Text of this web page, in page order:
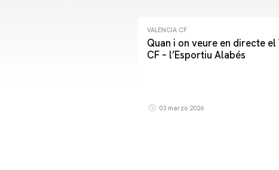
VALENCIA CF
Quan i on veure en directe el
CF – l’Esportiu Alabés
03 marzo 2026